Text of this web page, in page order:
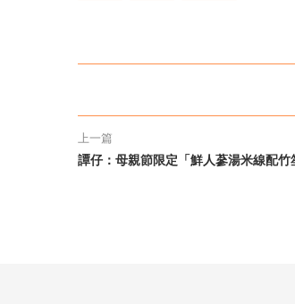
上一篇
譚仔：母親節限定「鮮人蔘湯米線配竹